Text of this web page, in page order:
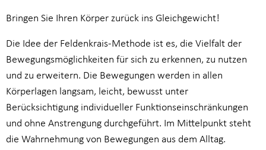
Bringen Sie Ihren Körper zurück ins Gleichgewicht!
Die Idee der Feldenkrais-Methode ist es, die Vielfalt der
Bewegungsmöglichkeiten für sich zu erkennen, zu nutzen
und zu erweitern. Die Bewegungen werden in allen
Körperlagen langsam, leicht, bewusst unter
Berücksichtigung individueller Funktionseinschränkungen
und ohne Anstrengung durchgeführt. Im Mittelpunkt steht
die Wahrnehmung von Bewegungen aus dem Alltag.